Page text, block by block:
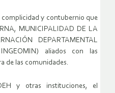
complicidad y contubernio que
MUNICIPALIDAD DE LA
DEPARTAMENTAL
aliados con las
de las comunidades.
y otras instituciones, el